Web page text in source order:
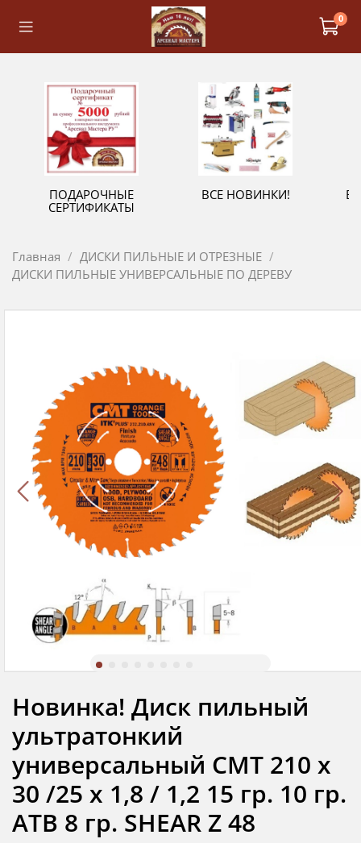
0
ПОДАРОЧНЫЕ
СЕРТИФИКАТЫ
ВСЕ НОВИНКИ!
Главная
ДИСКИ ПИЛЬНЫЕ И ОТРЕЗНЫЕ
ДИСКИ ПИЛЬНЫЕ УНИВЕРСАЛЬНЫЕ ПО ДЕРЕВУ
Новинка! Диск пильный
ультратонкий
универсальный CMT 210 x
30 /25 x 1,8 / 1,2 15 гр. 10 гр.
ATB 8 гр. SHEAR Z 48